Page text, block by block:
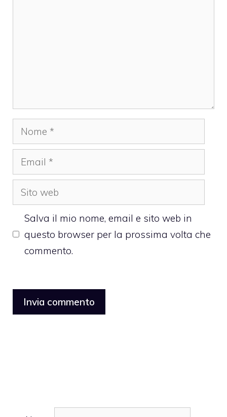
Nome
Email
Sito
web
Salva il mio nome, email e sito web in
questo browser per la prossima volta che
commento.